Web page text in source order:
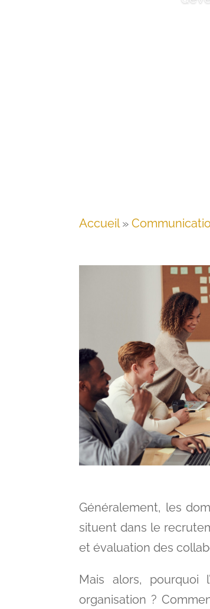
Accueil»
Généralement, les
situent dans le
et évaluation des
Mais alors, pourquoi l’
organisation ?